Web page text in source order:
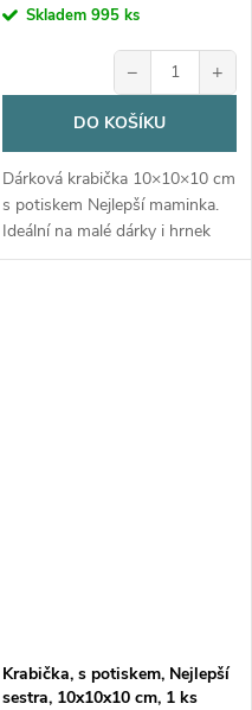
Skladem 995 ks
− +
DO KOŠÍKU
Dárková krabička 10×10×10 cm
s potiskem Nejlepší maminka.
Ideální na malé dárky i hrnek
330 ml. Z bílého kartonu,
Krabička, s potiskem, Nejlepší
sestra, 10x10x10 cm, 1 ks